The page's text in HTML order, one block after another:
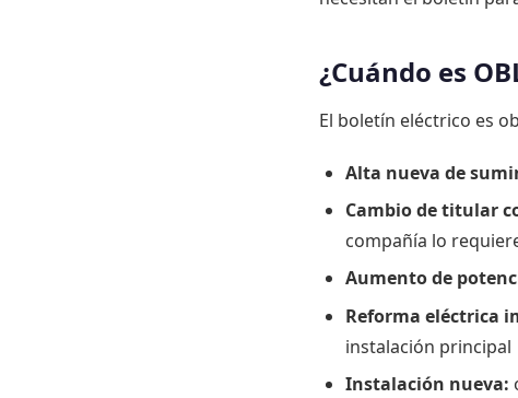
¿Cuándo es
El boletín eléctrico es
Alta nueva de
Cambio de titular
compañía lo
Aumento de
Reforma eléctrica
instalación principal
Instalación nueva: